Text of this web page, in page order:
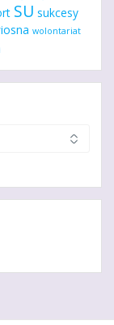
SU sukcesy
wolontariat